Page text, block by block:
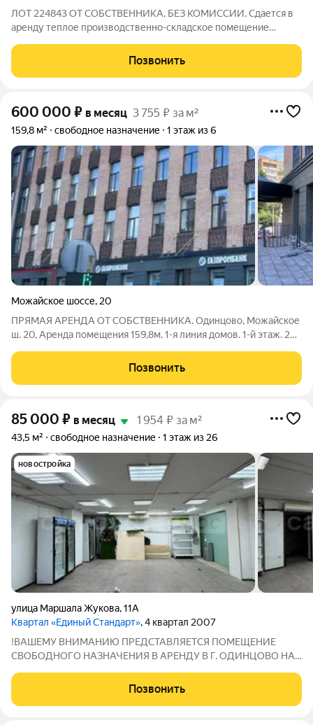
ЛОТ 224843 ОТ СОБСТВЕННИКА, БЕЗ КОМИССИИ. Сдается в
аренду теплое производственно-складское помещение
МЦД "Внуково" на производственной территории с
круглосуточной охраной и пропускной системой.
Позвонить
600 000 ₽ в месяц 3 755 ₽ за м²
159,8 м² свободное назначение 1 этаж из 6
Можайское шоссе, 20
ПРЯМАЯ АРЕНДА ОТ СОБСТВЕННИКА. Одинцово, Можайское
ш. 20, Аренда помещения 159,8м. 1-я линия домов. 1-й этаж. 2
Электрическая мощность 70 кВт. Высота потолков 4,1 метра.
Отделка за выездом
Позвонить
85 000 ₽ в месяц 1 954 ₽ за м²
43,5 м² свободное назначение 1 этаж из 26
новостройка
улица Маршала Жукова,11А
Квартал «Единый Стандарт», 4 квартал 2007
!ВАШЕМУ ВНИМАНИЮ ПРЕДСТАВЛЯЕТСЯ ПОМЕЩЕНИЕ
СВОБОДНОГО НАЗНАЧЕНИЯ В АРЕНДУ В Г. ОДИНЦОВО НА
ПОДХОДИТ ПОД; Кофейню / кофе с собой; Пекарню /
Позвонить